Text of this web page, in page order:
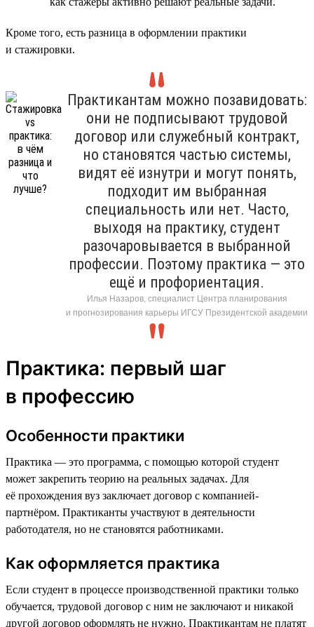
Кроме того, есть разница в оформлении практики
и стажировки.
Практикантам можно позавидовать:
они не подписывают трудовой
договор или служебный контракт,
но становятся частью системы,
видят её изнутри и могут понять,
подходит им выбранная
специальность или нет. Часто,
выходя на практику, студент
разочаровывается в выбранной
профессии. Поэтому практика — это
ещё и профориентация.
Илья Назаров, специалист Центра планирования
и прогнозирования карьеры ИГСУ Президентской академии
Практика: первый шаг
в профессию
Особенности практики
Практика — это программа, с помощью которой студент
может закрепить теорию на реальных задачах. Для
её прохождения вуз заключает договор с компанией-
партнёром. Практиканты участвуют в деятельности
работодателя, но не становятся работниками.
Как оформляется практика
Если студент в процессе производственной практики только
обучается, трудовой договор с ним не заключают и никакой
другой договор оформлять не нужно. Практикантам не платят